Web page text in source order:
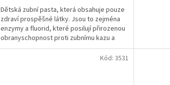
Dětská zubní pasta, která obsahuje pouze
zdraví prospěšné látky. Jsou to zejména
enzymy a fluorid, které posilují přirozenou
obranyschopnost proti zubnímu kazu a
podporují...
Kód: 3531